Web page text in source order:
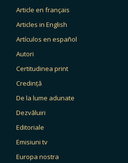
Article en français
Articles in English
Artículos en español
Autori
Certitudinea print
Credință
De la lume adunate
Dezvăluiri
Editoriale
Emisiuni tv
Europa nostra